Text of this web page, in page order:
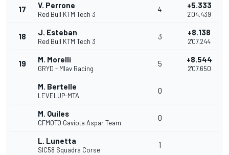
17 V. Perrone
Red Bull KTM Tech 3
4 +5.333
2'04.439
18 J. Esteban
Red Bull KTM Tech 3
3 +8.138
2'07.244
19 M. Morelli
GRYD - Mlav Racing
5 +8.544
2'07.650
M. Bertelle
LEVELUP-MTA
0
M. Quiles
CFMOTO Gaviota Aspar Team
0
L. Lunetta
SIC58 Squadra Corse
1